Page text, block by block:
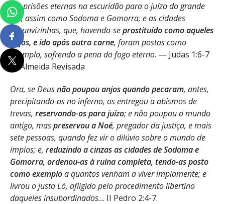
em prisões eternas na escuridão para o juízo do grande
dia, assim como Sodoma e Gomorra, e as cidades
circunvizinhas, que, havendo-seprostituído como aqueles
anjos, e ido após outra carne, foram postas como
exemplo, sofrendo a pena do fogo eterno. — Judas 1:6-7
— Almeida Revisada
Ora, se Deusnão poupou anjos quando pecaram, antes,
precipitando-os no inferno, os entregou a abismos de
trevas, reservando-os para juízo; e não poupou o mundo
antigo, maspreservou a Noé, pregador da justiça, e mais
sete pessoas, quando fez vir o dilúvio sobre o mundo de
ímpios; e, reduzindo a cinzas as cidades de Sodoma e
Gomorra, ordenou-as à ruína completa, tendo-as posto
como exemploa quantos venham a viver impiamente; e
livrou o justo Ló, afligido pelo procedimento libertino
daqueles insubordinados… II Pedro 2:4-7.